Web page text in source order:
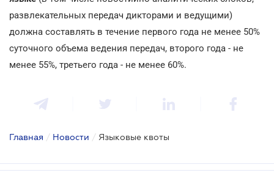
развлекательных передач дикторами и ведущими)
должна составлять в течение первого года не менее 50%
суточного объема ведения передач, второго года - не
менее 55%, третьего года - не менее 60%.
Главная / Новости / Языковые квоты